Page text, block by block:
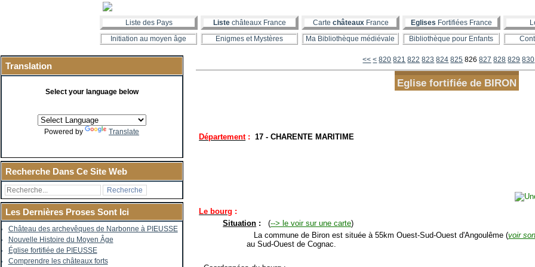
Liste des Pays Liste châteaux France Carte châteauxFrance Eglises Fortifiées France
Initiation au moyen âge
Enigmes et Mystères Ma Bibliothèque médiévale Bibliothèque pour Enfants
Translation
Select your language below
Powered by Translate
Recherche Dans Ce Site Web
Les Dernières Proses Sont Ici
Château des archevêques de Narbonne à PIEUSSE
Nouvelle Histoire du Moyen Âge
Église fortifiée de PIEUSSE
Comprendre les châteaux forts
<< < 800
810
820 821 822 823 824 825 826 827 828 829 830
Eglise fortifiée de BIRON
Département : 17 - CHARENTE MARITIME
Le bourg :
Situation : (--> le voir sur une carte)
La commune de Biron est située à 55km Ouest-Sud-Ouest d'Angoulême (voir
au Sud-Ouest de Cognac.